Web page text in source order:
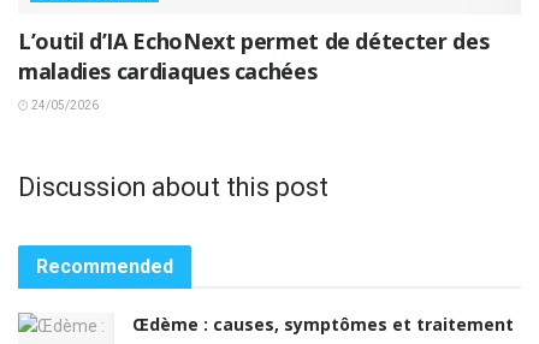
L’outil d’IA EchoNext permet de détecter des
maladies cardiaques cachées
24/05/2026
Discussion about this post
Recommended
Œdème : causes, symptômes et traitement